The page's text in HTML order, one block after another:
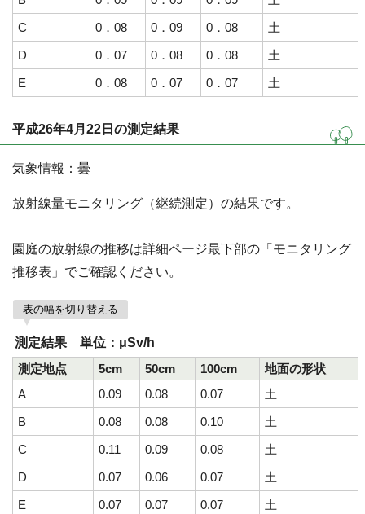
C
0．08 0．09 0．08
土
D
0．07 0．08 0．08
土
E
0．08 0．07 0．07 土
平成26年4月22日の測定結果
気象情報：曇
放射線量モニタリング（継続測定）の結果です。
園庭の放射線の推移は詳細ページ最下部の「モニタリング
推移表」でご確認ください。
表の幅を切り替える
測定結果 単位：μSv/h
測定地点
5cm 50cm 100cm
地面の形状
A
0.09 0.08 0.07
土
B
0.08 0.08 0.10
土
C
0.11 0.09 0.08
土
D
0.07 0.06 0.07
土
E
0.07 0.07 0.07 土